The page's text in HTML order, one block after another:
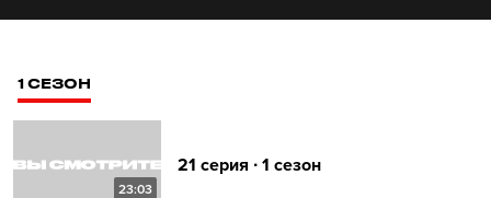
1 СЕЗОН
23:03
21 серия ∙ 1 сезон